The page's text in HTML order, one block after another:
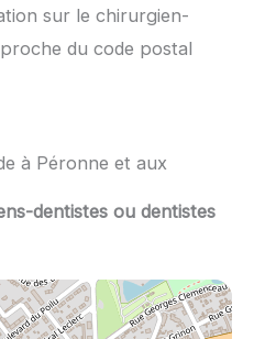
sur le chirurgien-
du code postal
à Péronne et aux
dentistes ou dentistes